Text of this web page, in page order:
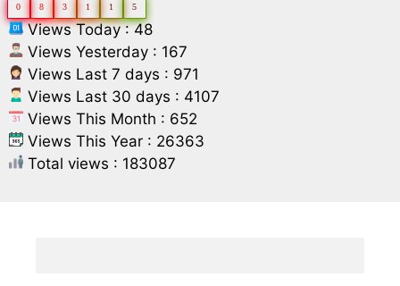
0 8 3 1 1 5
Views Today : 48
Views Yesterday : 167
Views Last 7 days : 971
Views Last 30 days : 4107
Views This Month : 652
Views This Year : 26363
Total views : 183087